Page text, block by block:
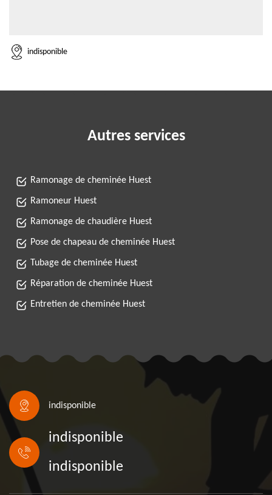
indisponible
Autres services
Ramonage de cheminée Huest
Ramoneur Huest
Ramonage de chaudière Huest
Pose de chapeau de cheminée Huest
Tubage de cheminée Huest
Réparation de cheminée Huest
Entretien de cheminée Huest
indisponible
indisponible
indisponible